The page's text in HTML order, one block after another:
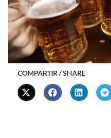
COMPARTIR / SHARE